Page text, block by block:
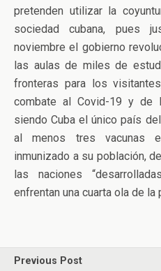
pretenden utilizar la
sociedad cubana, pues
noviembre el gobierno
las aulas de miles de
fronteras para los
combate al Covid-19 y de
siendo Cuba el único país
al menos tres vacunas
inmunizado a su población,
las naciones
enfrentan una cuarta ola de la
Previous Post